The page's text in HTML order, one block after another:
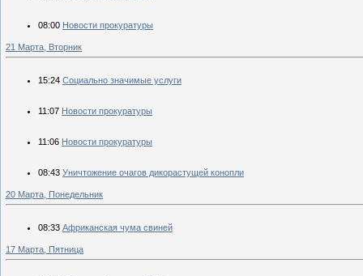
08:00 Новости прокуратуры
21 Марта, Вторник
15:24 Социально значимые услуги
11:07 Новости прокуратуры
11:06 Новости прокуратуры
08:43 Уничтожение очагов дикорастущей конопли
20 Марта, Понедельник
08:33 Африканская чума свиней
17 Марта, Пятница